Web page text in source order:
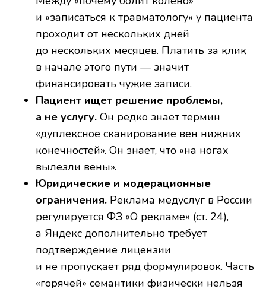
и «записаться к травматологу» у пациента
проходит от нескольких дней
до нескольких месяцев. Платить за клик
в начале этого пути — значит
финансировать чужие записи.
Пациент ищет решение проблемы,
а не услугу. Он редко знает термин
«дуплексное сканирование вен нижних
конечностей». Он знает, что «на ногах
вылезли вены».
Юридические и модерационные
ограничения. Реклама медуслуг в России
регулируется ФЗ «О рекламе» (ст. 24),
а Яндекс дополнительно требует
подтверждение лицензии
и не пропускает ряд формулировок. Часть
«горячей» семантики физически нельзя